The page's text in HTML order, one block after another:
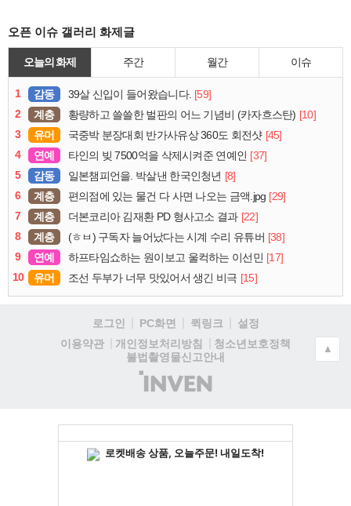
오픈 이슈 갤러리 화제글
오늘의 화제 주간 월간 이슈
1 감동 39살 신입이 들어왔습니다. [59]
2
계층 황량하고 쓸쓸한 벌판의 어느 기념비 (카자흐스탄) [10]
3
유머 국중박 분장대회 반가사유상 360도 회전샷 [45]
4
연예 타인의 빚 7500억을 삭제시켜준 연예인 [37]
5
감동 일본챔피언을. 박살낸 한국인청년 [8]
6
계층 편의점에 있는 물건 다 사면 나오는 금액.jpg [29]
7
계층 더본코리아 김재환 PD 형사고소 결과 [22]
8
계층 (ㅎㅂ) 구독자 늘어났다는 시계 수리 유튜버 [38]
9
연예 하프타임쇼하는 원이보고 울컥하는 이선민 [17]
10
유머 조선 두부가 너무 맛있어서 생긴 비극 [15]
로그인 PC화면 퀵링크
설정
이용약관
개인정보처리방침
청소년보호정책
불법촬영물신고안내
(주)
인
▲